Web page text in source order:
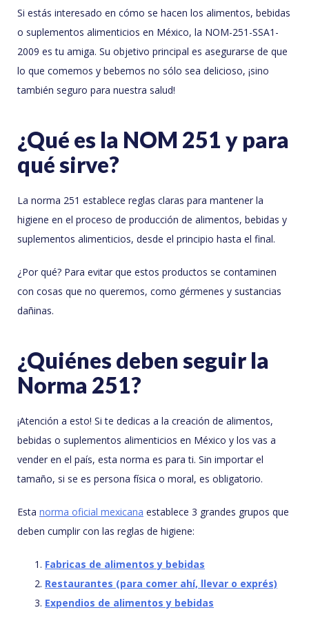
Si estás interesado en cómo se hacen los alimentos, bebidas
o suplementos alimenticios en México, la NOM-251-SSA1-
2009 es tu amiga. Su objetivo principal es asegurarse de que
lo que comemos y bebemos no sólo sea delicioso, ¡sino
también seguro para nuestra salud!
¿Qué es la NOM 251 y para
qué sirve?
La norma 251 establece reglas claras para mantener la
higiene en el proceso de producción de alimentos, bebidas y
suplementos alimenticios, desde el principio hasta el final.
¿Por qué? Para evitar que estos productos se contaminen
con cosas que no queremos, como gérmenes y sustancias
dañinas.
¿Quiénes deben seguir la
Norma 251?
¡Atención a esto! Si te dedicas a la creación de alimentos,
bebidas o suplementos alimenticios en México y los vas a
vender en el país, esta norma es para ti. Sin importar el
tamaño, si se es persona física o moral, es obligatorio.
Esta norma oficial mexicana establece 3 grandes grupos que
deben cumplir con las reglas de higiene:
Fabricas de alimentos y bebidas
Restaurantes (para comer ahí, llevar o exprés)
Expendios de alimentos y bebidas